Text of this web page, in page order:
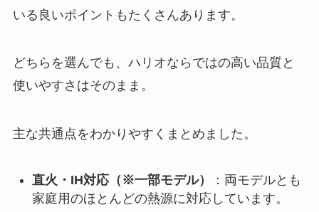
いる良いポイントもたくさんあります。
どちらを選んでも、ハリオならではの高い品質と
使いやすさはそのまま。
主な共通点をわかりやすくまとめました。
直火・IH対応（※一部モデル）
：両モデルとも
家庭用のほとんどの熱源に対応しています。